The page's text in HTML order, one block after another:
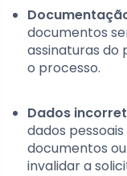
documentos
assinaturas do
o processo.
Dados
dados
documentos
invalidar a